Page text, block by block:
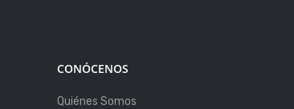
CONÓCENOS
Quiénes Somos